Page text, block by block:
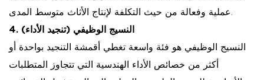
4. النسيج الوظيفي (تنجيد الأداء)
النسيج الوظيفي هو فئة واسعة تغطي أقمشة التنجيد بواحدة أو
أكثر من خصائص الأداء الهندسية التي تتجاوز المتطلبات